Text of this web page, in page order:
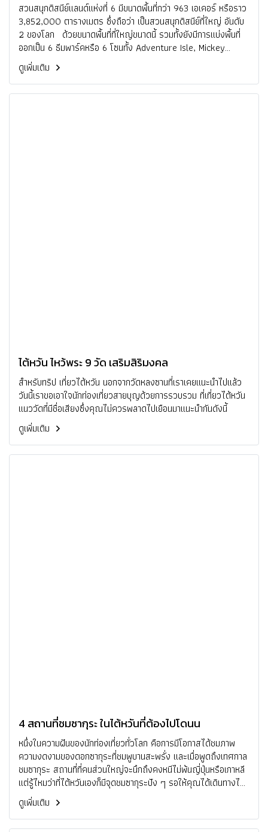
สวนสนุกดิสนีย์แลนด์แห่งที่ 6 มีขนาดพื้นที่กว่า 963 เอเคอร์ หรือราว
3,852,000 ตารางเมตร ซึ่งถือว่า เป็นสวนสนุกดิสนีย์ที่ใหญ่ อันดับ
2 ของโลก ด้วยขนาดพื้นที่ที่ใหญ่ขนาดนี้ รวมทั้งยังมีการแบ่งพื้นที่
ออกเป็น 6 ธีมพาร์คหรือ 6 โซนทั้ง Adventure Isle, Mickey
Avenue, Gardens of Imagination, Tomorrowland, Treasure
Cove และ Fantasyland เครื่องเล่นไฮไลท์ที่ห้ามพลาด
ดูเพิ่มเติม
ไต้หวัน ไหว้พระ 9 วัด เสริมสิริมงคล
สำหรับทริป เที่ยวไต้หวัน นอกจากวัดหลงซานที่เราเคยแนะนำไปแล้ว
วันนี้เราขอเอาใจนักท่องเที่ยวสายบุญด้วยการรวบรวม ที่เที่ยวไต้หวัน
แนววัดที่มีชื่อเสียงซึ่งคุณไม่ควรพลาดไปเยือนมาแนะนำกันดังนี้
ดูเพิ่มเติม
4 สถานที่ชมซากุระ ในไต้หวันที่ต้องไปโดนน
หนึ่งในความฝันของนักท่องเที่ยวทั่วโลก คือการมีโอกาสได้ชมภาพ
ความงดงามของดอกซากุระที่ชมพูบานสะพรั่ง และเมื่อพูดถึงเทศกาล
ชมซากุระ สถานที่ที่คนส่วนใหญ่จะนึกถึงคงหนีไม่พ้นญี่ปุ่นหรือเกาหลี
แต่รู้ไหมว่าที่ไต้หวันเองก็มีจุดชมซากุระปัง ๆ รอให้คุณได้เดินทางไป
ชมมากมาย วันนี้เราได้รวบรวมอุทยานแห่งชาติ 4 แห่งในไต้หวันเอาใจ
คนรักธรรมชาติมาไว้ที่นี่แล้ว ไปดูกันเลยว่ามีที่ไหนบ้าง! เกร็ดน่ารู้:
ก่อนเดินทางอย่าลืมเช็คพยากรณ์ซากุระให้ชัวร์ว่าซากุระที่ไต้หวันบาน
ดูเพิ่มเติม